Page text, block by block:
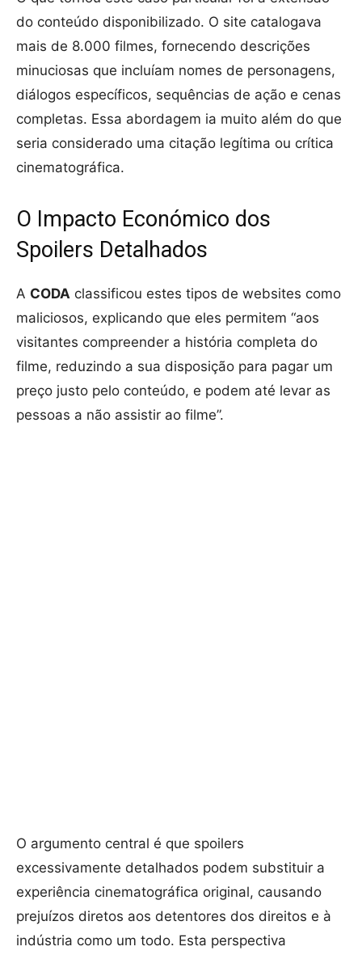
do conteúdo disponibilizado. O site catalogava
mais de 8.000 filmes, fornecendo descrições
minuciosas que incluíam nomes de personagens,
diálogos específicos, sequências de ação e cenas
completas. Essa abordagem ia muito além do que
seria considerado uma citação legítima ou crítica
cinematográfica.
O Impacto Económico dos
Spoilers Detalhados
A CODA classificou estes tipos de websites como
maliciosos, explicando que eles permitem “aos
visitantes compreender a história completa do
filme, reduzindo a sua disposição para pagar um
preço justo pelo conteúdo, e podem até levar as
pessoas a não assistir ao filme”.
O argumento central é que spoilers
excessivamente detalhados podem substituir a
experiência cinematográfica original, causando
prejuízos diretos aos detentores dos direitos e à
indústria como um todo. Esta perspectiva